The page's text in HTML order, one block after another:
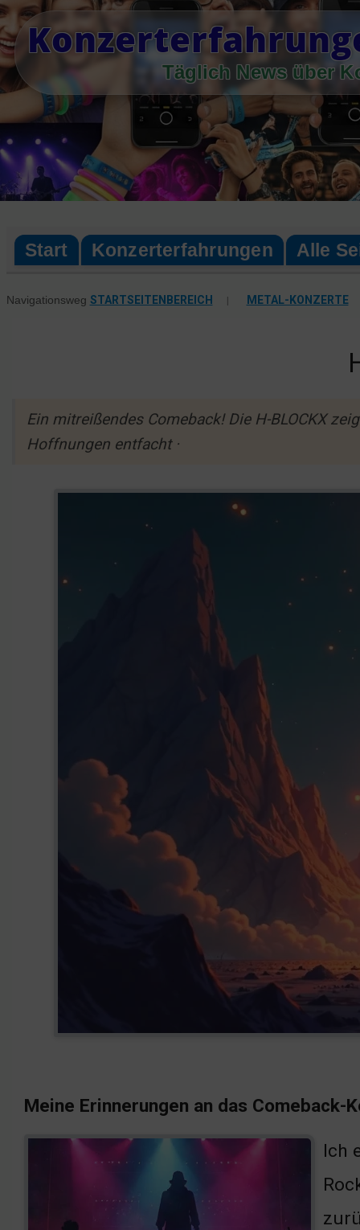
Skip
to
content
Täglich News über
Start Konzerterfahrungen Alle
Navigationsweg STARTSEITENBEREICH | METAL-KONZERTE
Ein mitreißendes Comeback! Die H-BLOCKX
Hoffnungen entfacht ·
Meine Erinnerungen an das Comeback-
Ich